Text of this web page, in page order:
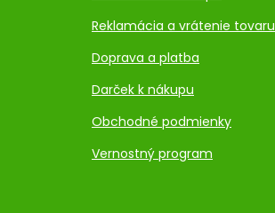
Reklamácia a vrátenie tovaru
Doprava a platba
Darček k nákupu
Obchodné podmienky
Vernostný program